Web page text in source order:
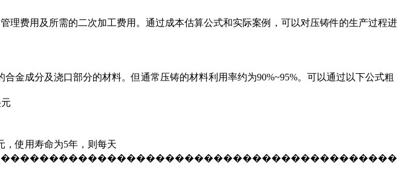
费用及所需的二次加工费用。通过成本估算公式和实际案例，可以对压铸件的生产过程进
金成分及浇口部分的材料。但通常压铸的材料利用率约为90%~95%。可以通过以下公式粗
，使用寿命为5年，则每天